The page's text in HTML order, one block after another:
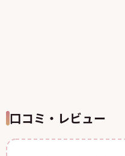
口コミ・レビュー